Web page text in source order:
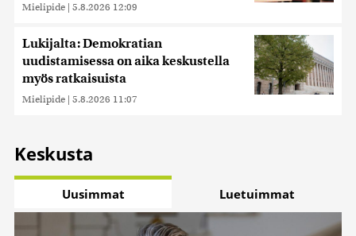
Mielipide | 5.8.2026 12:09
Lukijalta: Demokratian
uudistamisessa on aika keskustella
myös ratkaisuista
Mielipide | 5.8.2026 11:07
Keskusta
Uusimmat Luetuimmat